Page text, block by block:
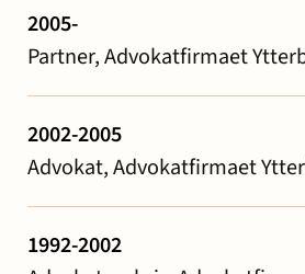
2005-
Partner, Advokatfirmaet
2002-2005
Advokat, Advokatfirmaet
1992-2002